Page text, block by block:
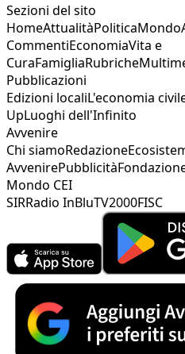
Sezioni del sito
HomeAttualitàPoliticaMondo
CommentiEconomiaVita e
CuraFamigliaRubriche
Pubblicazioni
Edizioni localiL'economia
UpLuoghi dell'Infinito
Avvenire
Chi siamoRedazione
AvvenirePubblicità
Mondo CEI
SIRRadio InBluTV2000FISC